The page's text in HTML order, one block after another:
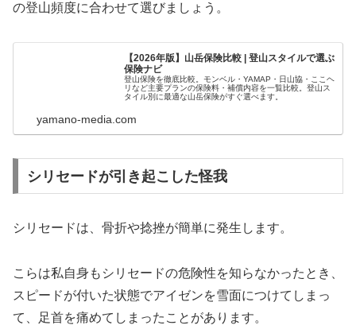
の登山頻度に合わせて選びましょう。
【2026年版】山岳保険比較 | 登山スタイルで選ぶ
保険ナビ
登山保険を徹底比較。モンベル・YAMAP・日山協・ここヘ
リなど主要プランの保険料・補償内容を一覧比較。登山ス
タイル別に最適な山岳保険がすぐ選べます。
yamano-media.com
シリセードが引き起こした怪我
シリセードは、骨折や捻挫が簡単に発生します。
こらは私自身もシリセードの危険性を知らなかったとき、
スピードが付いた状態でアイゼンを雪面につけてしまっ
て、足首を痛めてしまったことがあります。